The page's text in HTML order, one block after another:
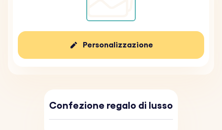
Personalizzazione
Confezione regalo di lusso